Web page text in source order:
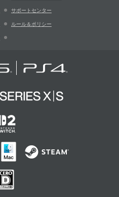
サポートセンター
ルール＆ポリシー